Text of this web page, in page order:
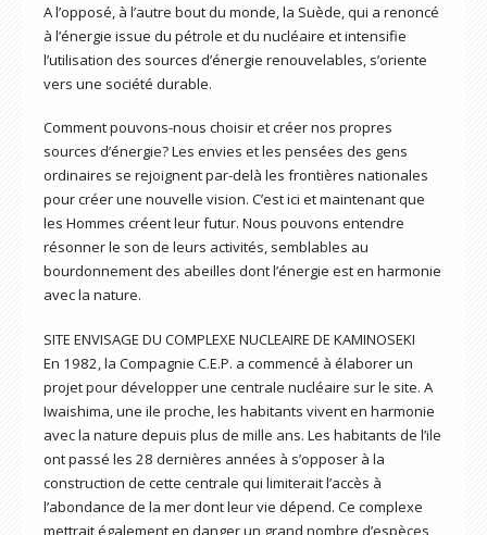
A l’opposé, à l’autre bout du monde, la Suède, qui a renoncé
à l’énergie issue du pétrole et du nucléaire et intensifie
l’utilisation des sources d’énergie renouvelables, s’oriente
vers une société durable.
Comment pouvons-nous choisir et créer nos propres
sources d’énergie? Les envies et les pensées des gens
ordinaires se rejoignent par-delà les frontières nationales
pour créer une nouvelle vision. C’est ici et maintenant que
les Hommes créent leur futur. Nous pouvons entendre
résonner le son de leurs activités, semblables au
bourdonnement des abeilles dont l’énergie est en harmonie
avec la nature.
SITE ENVISAGE DU COMPLEXE NUCLEAIRE DE KAMINOSEKI
En 1982, la Compagnie C.E.P. a commencé à élaborer un
projet pour développer une centrale nucléaire sur le site. A
Iwaishima, une ile proche, les habitants vivent en harmonie
avec la nature depuis plus de mille ans. Les habitants de l’ile
ont passé les 28 dernières années à s’opposer à la
construction de cette centrale qui limiterait l’accès à
l’abondance de la mer dont leur vie dépend. Ce complexe
mettrait également en danger un grand nombre d’espèces